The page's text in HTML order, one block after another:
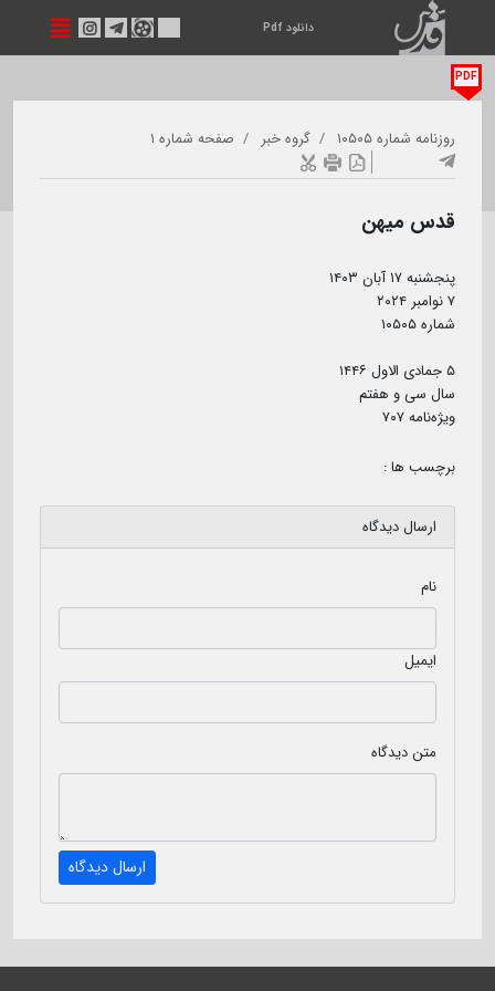
دانلود Pdf
PDF
روزنامه شماره ۱۰۵۰۵ گروه خبر صفحه شماره ۱
قدس میهن
پنجشنبه ۱۷ آبان ۱۴۰۳
۷ نوامبر ۲۰۲۴
شماره ۱۰۵۰۵
​​​​​​​۵ جمادی الاول ۱۴۴۶
سال سی و هفتم
ویژه‌نامه ۷۰۷
برچسب ها :
ارسال دیدگاه
نام
ایمیل
متن دیدگاه
ارسال دیدگاه
اطلاعیه
با توجه به عدم به‌روزرسانی این وب‌سایت، جهت مشاهده و دریافت آرشیو